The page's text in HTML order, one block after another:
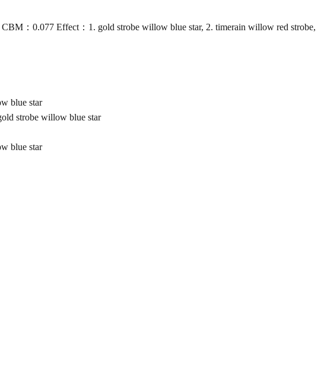
：0.077 Effect：1. gold strobe willow blue star, 2. timerain willow red strobe,
blue star
strobe willow blue star
blue star